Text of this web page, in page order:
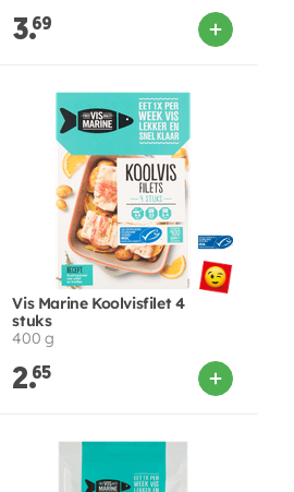
3.69
Vis Marine Koolvisfilet 4
stuks
400 g
2.65